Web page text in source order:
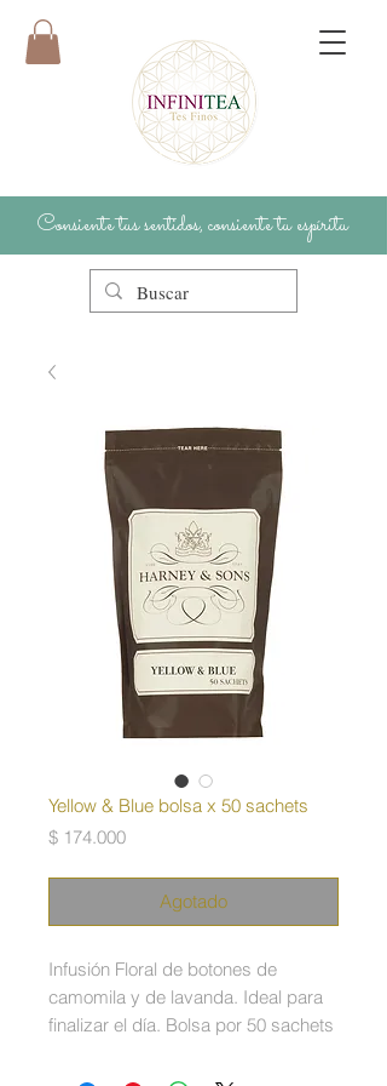
Consiente tus sentidos, consiente tu espíritu
Yellow & Blue bolsa x 50 sachets
$ 174.000Precio
Agotado
Infusión Floral de botones de
camomila y de lavanda. Ideal para
finalizar el día. Bolsa por 50 sachets
1% of the planet member y Halal.